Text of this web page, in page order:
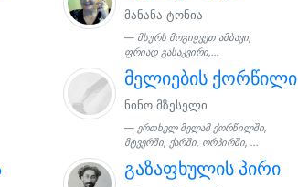
მანანა ტონია
მსურს მოგიყვეთ ამბავი,
ფრიად გასაკვირი,...
მელიების ქორწილი
ნინო მზესელი
ერთხელ მელამ ქორწილში,
მტვერში, ქარში, ორპირში, ...
გაზაფხულის პირი